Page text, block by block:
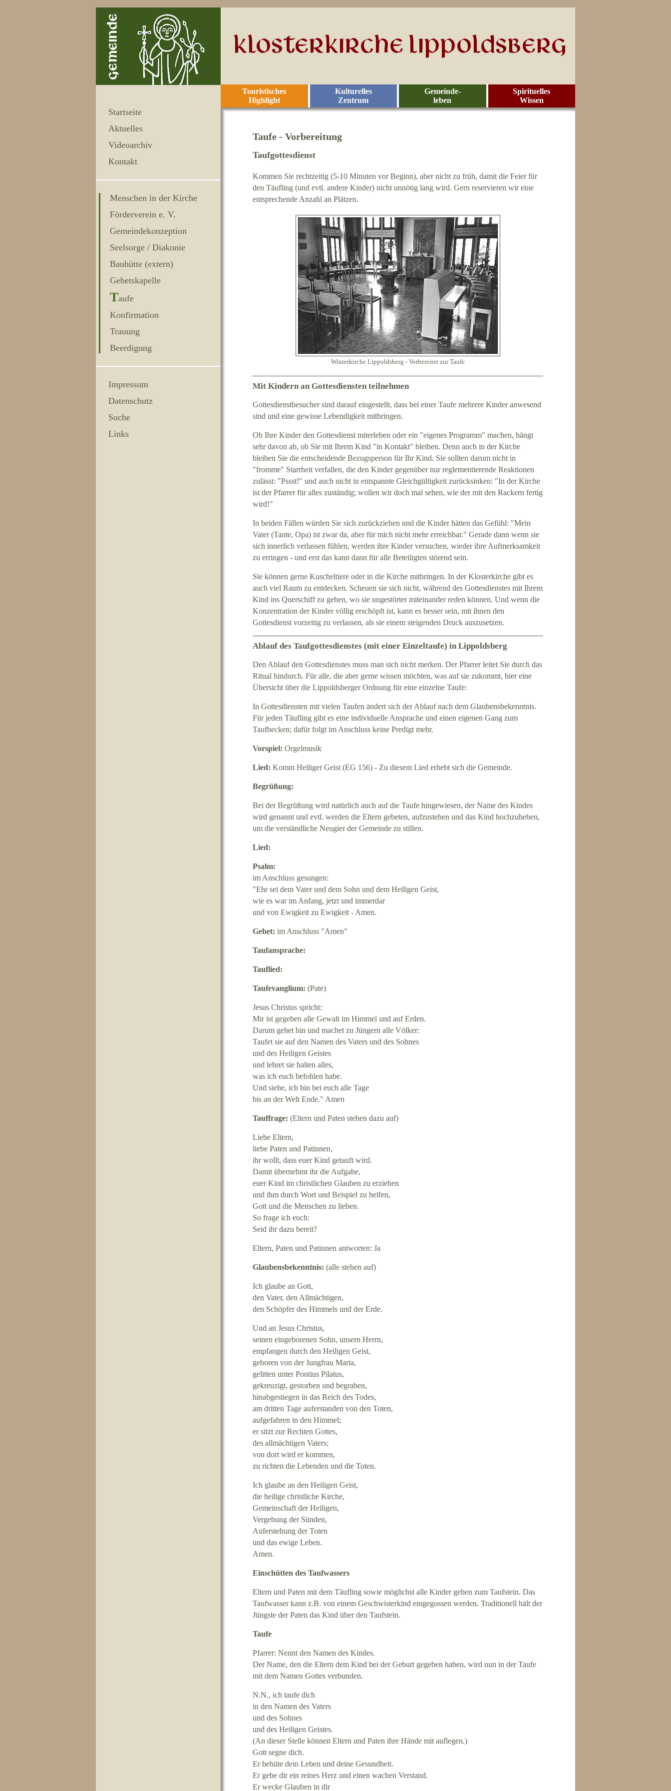
Startseite
Aktuelles
Videoarchiv
Kontakt
Menschen in der Kirche
Förderverein e. V.
Gemeindekonzeption
Seelsorge / Diakonie
Bauhütte (extern)
Gebetskapelle
Taufe
Konfirmation
Trauung
Beerdigung
Impressum
Datenschutz
Suche
Links
Spirituelles
Wissen
Gemeinde-
leben
Kulturelles
Zentrum
Touristisches
Highlight
Taufe - Vorbereitung
Taufgottesdienst
Kommen Sie rechtzeitig (5-10 Minuten vor Beginn), aber nicht zu früh, damit die Feier für
den Täufling (und evtl. andere Kinder) nicht unnötig lang wird. Gern reservieren wir eine
entsprechende Anzahl an Plätzen.
Winterkirche Lippoldsberg - Vorbereitet zur Taufe
Mit Kindern an Gottesdiensten teilnehmen
Gottesdienstbesucher sind darauf eingestellt, dass bei einer Taufe mehrere Kinder anwesend
sind und eine gewisse Lebendigkeit mitbringen.
Ob Ihre Kinder den Gottesdienst miterleben oder ein "eigenes Programm" machen, hängt
sehr davon ab, ob Sie mit Ihrem Kind "in Kontakt" bleiben. Denn auch in der Kirche
bleiben Sie die entscheidende Bezugsperson für Ihr Kind. Sie sollten darum nicht in
"fromme" Starrheit verfallen, die den Kinder gegenüber nur reglementierende Reaktionen
zulässt: "Pssst!" und auch nicht in entspannte Gleichgültigkeit zurücksinken: "In der Kirche
ist der Pfarrer für alles zuständig; wollen wir doch mal sehen, wie der mit den Rackern fertig
wird!"
In beiden Fällen würden Sie sich zurückziehen und die Kinder hätten das Gefühl: "Mein
Vater (Tante, Opa) ist zwar da, aber für mich nicht mehr erreichbar." Gerade dann wenn sie
sich innerlich verlassen fühlen, werden ihre Kinder versuchen, wieder ihre Aufmerksamkeit
zu erringen - und erst das kann dann für alle Beteiligten störend sein.
Sie können gerne Kuscheltiere oder in die Kirche mitbringen. In der Klosterkirche gibt es
auch viel Raum zu entdecken. Scheuen sie sich nicht, während des Gottesdienstes mit Ihrem
Kind ins Querschiff zu gehen, wo sie ungestörter miteinander reden können. Und wenn die
Konzentration der Kinder völlig erschöpft ist, kann es besser sein, mit ihnen den
Gottesdienst vorzeitig zu verlassen, als sie einem steigenden Druck auszusetzen.
Ablauf des Taufgottesdienstes (mit einer Einzeltaufe) in Lippoldsberg
Den Ablauf den Gottesdienstes muss man sich nicht merken. Der Pfarrer leitet Sie durch das
Ritual hindurch. Für alle, die aber gerne wissen möchten, was auf sie zukommt, hier eine
Übersicht über die Lippoldsberger Ordnung für eine einzelne Taufe:
In Gottesdiensten mit vielen Taufen ändert sich der Ablauf nach dem Glaubensbekenntnis.
Für jeden Täufling gibt es eine individuelle Ansprache und einen eigenen Gang zum
Taufbecken; dafür folgt im Anschluss keine Predigt mehr.
Vorspiel: Orgelmusik
Lied: Komm Heiliger Geist (EG 156) - Zu diesem Lied erhebt sich die Gemeinde.
Begrüßung:
Bei der Begrüßung wird natürlich auch auf die Taufe hingewiesen, der Name des Kindes
wird genannt und evtl. werden die Eltern gebeten, aufzustehen und das Kind hochzuheben,
um die verständliche Neugier der Gemeinde zu stillen.
Lied:
Psalm:
im Anschluss gesungen:
"Ehr sei dem Vater und dem Sohn und dem Heiligen Geist,
wie es war im Anfang, jetzt und immerdar
und von Ewigkeit zu Ewigkeit - Amen.
Gebet: im Anschluss "Amen"
Taufansprache:
Tauflied:
Taufevanglium: (Pate)
Jesus Christus spricht:
Mir ist gegeben alle Gewalt im Himmel und auf Erden.
Darum gehet hin und machet zu Jüngern alle Völker:
Taufet sie auf den Namen des Vaters und des Sohnes
und des Heiligen Geistes
und lehret sie halten alles,
was ich euch befohlen habe.
Und siehe, ich bin bei euch alle Tage
bis an der Welt Ende." Amen
Tauffrage: (Eltern und Paten stehen dazu auf)
Liebe Eltern,
liebe Paten und Patinnen,
ihr wollt, dass euer Kind getauft wird.
Damit übernehmt ihr die Aufgabe,
euer Kind im christlichen Glauben zu erziehen
und ihm durch Wort und Beispiel zu helfen,
Gott und die Menschen zu lieben.
So frage ich euch:
Seid ihr dazu bereit?
Eltern, Paten und Patinnen antworten: Ja
Glaubensbekenntnis: (alle stehen auf)
Ich glaube an Gott,
den Vater, den Allmächtigen,
den Schöpfer des Himmels und der Erde.
Und an Jesus Christus,
seinen eingeborenen Sohn, unsern Herrn,
empfangen durch den Heiligen Geist,
geboren von der Jungfrau Maria,
gelitten unter Pontius Pilatus,
gekreuzigt, gestorben und begraben,
hinabgestiegen in das Reich des Todes,
am dritten Tage auferstanden von den Toten,
aufgefahren in den Himmel;
er sitzt zur Rechten Gottes,
des allmächtigen Vaters;
von dort wird er kommen,
zu richten die Lebenden und die Toten.
Ich glaube an den Heiligen Geist,
die heilige christliche Kirche,
Gemeinschaft der Heiligen,
Vergebung der Sünden,
Auferstehung der Toten
und das ewige Leben.
Amen.
Einschütten des Taufwassers
Eltern und Paten mit dem Täufling sowie möglichst alle Kinder gehen zum Taufstein. Das
Taufwasser kann z.B. von einem Geschwisterkind eingegossen werden. Traditionell hält der
Jüngste der Paten das Kind über den Taufstein.
Taufe
Pfarrer: Nennt den Namen des Kindes.
Der Name, den die Eltern dem Kind bei der Geburt gegeben haben, wird nun in der Taufe
mit dem Namen Gottes verbunden.
N.N., ich taufe dich
in den Namen des Vaters
und des Sohnes
und des Heiligen Geistes.
(An dieser Stelle können Eltern und Paten ihre Hände mit auflegen.)
Gott segne dich.
Er behüte dein Leben und deine Gesundheit.
Er gebe dir ein reines Herz und einen wachen Verstand.
Er wecke Glauben in dir